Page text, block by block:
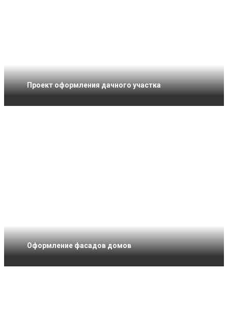
Проект оформления дачного участка
Оформление фасадов домов